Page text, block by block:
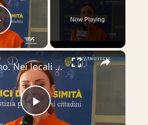
Video
Now Playing
×
Play
Adrano. Nei locali dell’ex Tribunale inaugurato l’Ufficio di Prossimità. “Giustizia e Pubblica ammi